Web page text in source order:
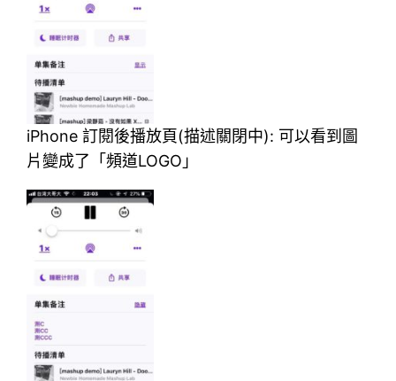
iPhone 訂閱後播放頁(描述關閉中): 可以看到圖
片變成了「頻道LOGO」